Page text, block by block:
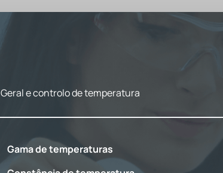
Geral e controlo de temperatura
Gama de temperaturas